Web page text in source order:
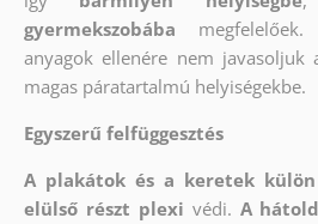
gyermekszobába
anyagok ellenére nem javasoljuk
magas páratartalmú helyiségekbe.
Egyszerű felfüggesztés
A plakátok és a keretek
elülső részt plexi védi. A